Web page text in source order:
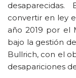
convertir en ley
año 2019 por el
bajo la gestión
Bullrich, con el
desapariciones